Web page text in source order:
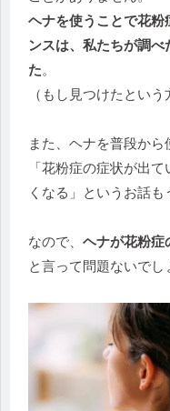
ヘナを使うことで花
ンスは、私たちが調
た。
（もし見つけたとい
また、ヘナを普段か
「花粉症の症状が出
くなる」というお話も
なので、 ヘナが花粉症
と言って問題ないでし